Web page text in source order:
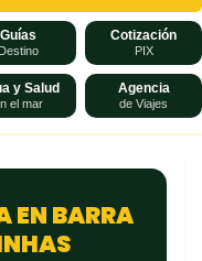
Guías
Destino
Cotización
PIX
y Salud
el mar
Agencia
de Viajes
EN BARRA